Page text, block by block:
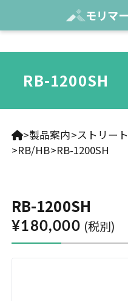
モリマ
RB-1200SH
製品案内 ストリー
RB/HB RB-1200SH
RB-1200SH
¥180,000 (税別)